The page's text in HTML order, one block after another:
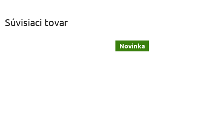
Súvisiaci tovar
Novinka